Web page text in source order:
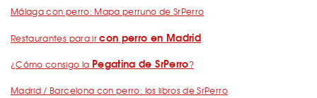
Málaga con perro: Mapa perruno de SrPerro
Restaurantes para ircon perro en Madrid
¿Cómo consigo la Pegatina de SrPerro?
Madrid / Barcelona con perro: los libros de SrPerro